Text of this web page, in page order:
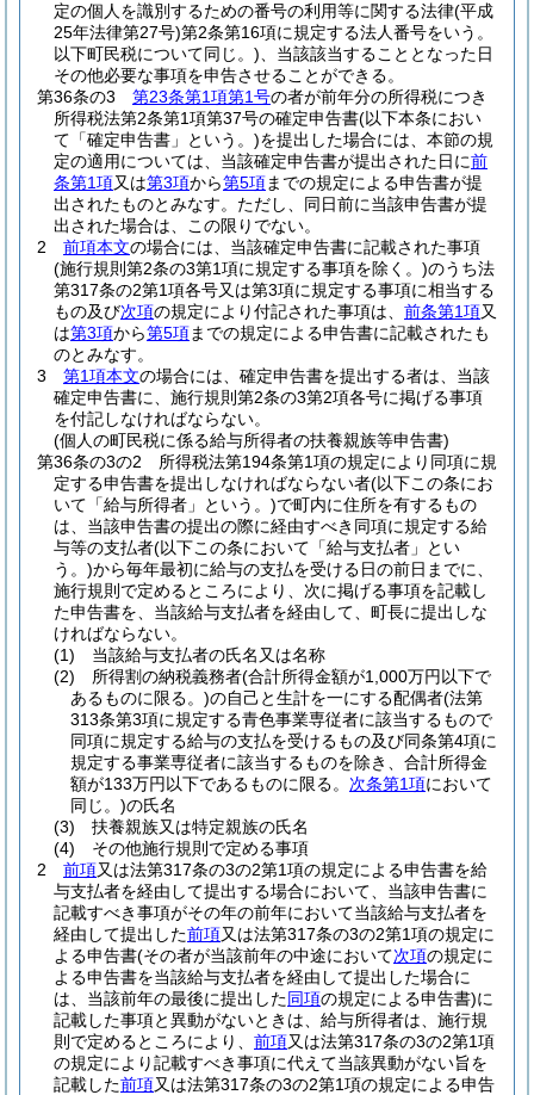
定の個人を識別するための番号の利用等に関する法律(平成
25年法律第27号)第2条第16項に規定する法人番号をいう。
以下町民税について同じ。) 、当該該当することとなった日
その他必要な事項を申告させることができる。
第36条の3
第23条第1項第1号の者が前年分の所得税につき
所得税法第2条第1項第37号の確定申告書(以下本条におい
て「確定申告書」という。)を提出した場合には、本節の規
定の適用については、当該確定申告書が提出された日に前
条第1項又は第3項から第5項までの規定による申告書が提
出されたものとみなす。 ただし、同日前に当該申告書が提
出された場合は、この限りでない。
2
前項本文の場合には、当該確定申告書に記載された事項
(施行規則第2条の3第1項に規定する事項を除く。)のうち法
第317条の2第1項各号又は第3項に規定する事項に相当する
もの及び次項の規定により付記された事項は、 前条第1項又
は第3項から第5項までの規定による申告書に記載されたも
のとみなす。
3
第1項本文の場合には、確定申告書を提出する者は、当該
確定申告書に、施行規則第2条の3第2項各号に掲げる事項
を付記しなければならない。
(個人の町民税に係る給与所得者の扶養親族等申告書)
第36条の3の2
所得税法第194条第1項の規定により同項に規
定する申告書を提出しなければならない者(以下この条にお
いて「給与所得者」という。)で町内に住所を有するもの
は、当該申告書の提出の際に経由すべき同項に規定する給
与等の支払者(以下この条において「給与支払者」とい
う。)から毎年最初に給与の支払を受ける日の前日までに、
施行規則で定めるところにより、次に掲げる事項を記載し
た申告書を、当該給与支払者を経由して、町長に提出しな
ければならない。
(1)
当該給与支払者の氏名又は名称
(2)
所得割の納税義務者(合計所得金額が1,000万円以下で
あるものに限る。)の自己と生計を一にする配偶者(法第
313条第3項に規定する青色事業専従者に該当するもので
同項に規定する給与の支払を受けるもの及び同条第4項に
規定する事業専従者に該当するものを除き、合計所得金
額が133万円以下であるものに限る。 次条第1項において
同じ。)の氏名
(3)
扶養親族又は特定親族の氏名
(4)
その他施行規則で定める事項
2
前項又は法第317条の3の2第1項の規定による申告書を給
与支払者を経由して提出する場合において、当該申告書に
記載すべき事項がその年の前年において当該給与支払者を
経由して提出した前項又は法第317条の3の2第1項の規定に
よる申告書(その者が当該前年の中途において次項の規定に
よる申告書を当該給与支払者を経由して提出した場合に
は、当該前年の最後に提出した同項の規定による申告書)に
記載した事項と異動がないときは、給与所得者は、施行規
則で定めるところにより、 前項又は法第317条の3の2第1項
の規定により記載すべき事項に代えて当該異動がない旨を
記載した前項又は法第317条の3の2第1項の規定による申告